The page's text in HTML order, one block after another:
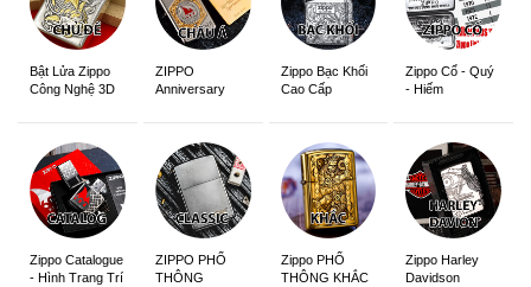
Bật Lửa Zippo
Công Nghệ 3D
ZIPPO
Anniversary
Zippo Bạc Khối
Cao Cấp
Zippo Cổ - Quý
- Hiếm
Zippo Catalogue
- Hình Trang Trí
ZIPPO PHỔ
THÔNG
Zippo PHỔ
THÔNG KHẮC
Zippo Harley
Davidson